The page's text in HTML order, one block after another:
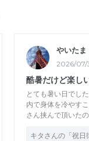
やいたま
2026/07/
酷暑だけど楽し
とても暑い日でし
内で身体を冷やす
さん挟んで頂いた
キタさんの「祝日